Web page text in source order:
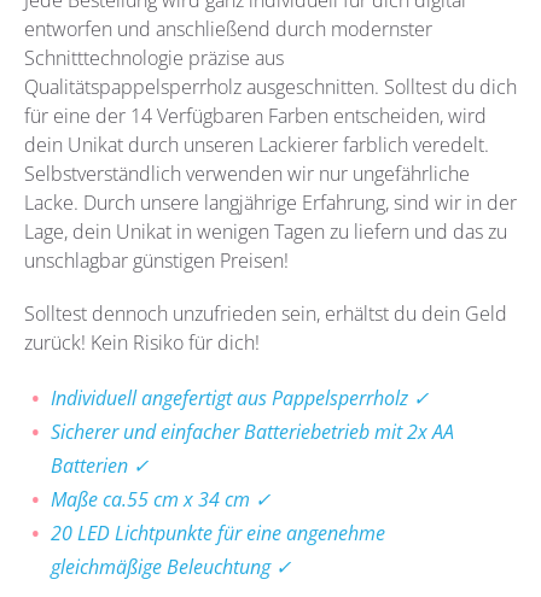
entworfen und anschließend durch modernster
Schnitttechnologie präzise aus
Qualitätspappelsperrholzausgeschnitten. Solltest du dich
für eine der 14 Verfügbaren Farben entscheiden, wird
dein Unikat durch unseren Lackierer farblich veredelt.
Selbstverständlich verwenden wir nur ungefährliche
Lacke. Durch unsere langjährige Erfahrung, sind wir in der
Lage, dein Unikat in wenigen Tagen zu liefern und das zu
unschlagbar günstigen Preisen!
Solltest dennoch unzufrieden sein, erhältst du dein Geld
zurück! Kein Risiko für dich!
Individuell angefertigt aus Pappelsperrholz ✓
Sicherer und einfacher Batteriebetrieb mit 2x AA
Batterien ✓
Maße ca.55 cm x 34 cm ✓
20 LED Lichtpunkte für eine angenehme
gleichmäßige Beleuchtung ✓